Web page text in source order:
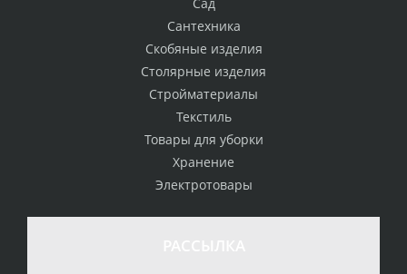
Сантехника
Скобяные изделия
Столярные изделия
Стройматериалы
Текстиль
Товары для уборки
Хранение
Электротовары